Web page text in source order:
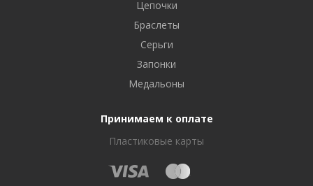
Цепочки
Браслеты
Серьги
Запонки
Медальоны
Принимаем к оплате
Пластиковые карты